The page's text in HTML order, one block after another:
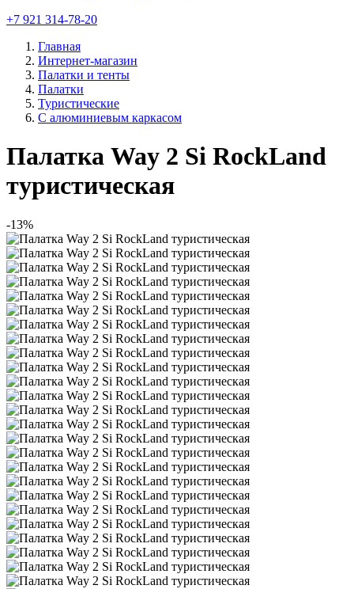
+7 921 314-78-20
Главная
Интернет-магазин
Палатки и тенты
Палатки
Туристические
С алюминиевым каркасом
Палатка Way 2 Si RockLand
туристическая
-13%